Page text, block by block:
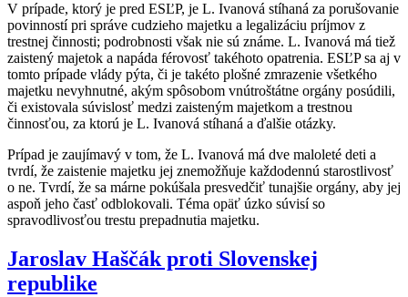
V prípade, ktorý je pred ESĽP, je L. Ivanová stíhaná za porušovanie
povinností pri správe cudzieho majetku a legalizáciu príjmov z
trestnej činnosti; podrobnosti však nie sú známe. L. Ivanová má tiež
zaistený majetok a napáda férovosť takéhoto opatrenia. ESĽP sa aj v
tomto prípade vlády pýta, či je takéto plošné zmrazenie všetkého
majetku nevyhnutné, akým spôsobom vnútroštátne orgány posúdili,
či existovala súvislosť medzi zaisteným majetkom a trestnou
činnosťou, za ktorú je L. Ivanová stíhaná a ďalšie otázky.
Prípad je zaujímavý v tom, že L. Ivanová má dve maloleté deti a
tvrdí, že zaistenie majetku jej znemožňuje každodennú starostlivosť
o ne. Tvrdí, že sa márne pokúšala presvedčiť tunajšie orgány, aby jej
aspoň jeho časť odblokovali. Téma opäť úzko súvisí so
spravodlivosťou trestu prepadnutia majetku.
Jaroslav Haščák proti Slovenskej
republike